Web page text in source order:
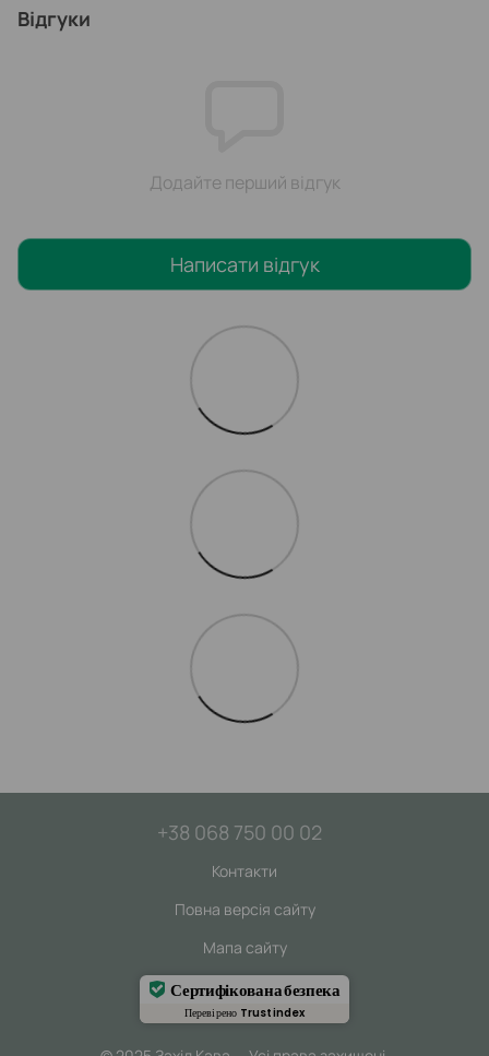
Відгуки
Додайте перший відгук
Написати відгук
+38 068 750 00 02
Контакти
Повна версія сайту
Мапа сайту
Сертифікована безпека
Перевірено Trustindex